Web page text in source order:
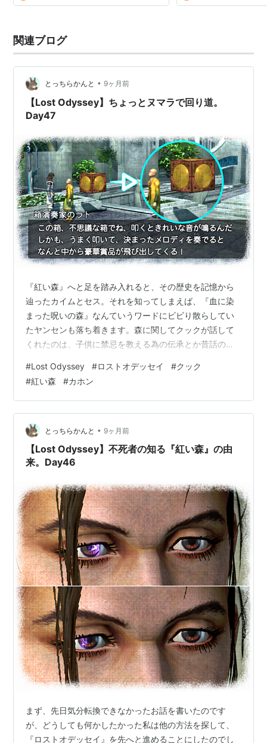
関連ブログ
とっちらかんと • 9ヶ月前
【Lost Odyssey】ちょっとヌマラで回り道。
Day47
『紅い森』へと足を踏み入れると、その歴史を記憶から
辿ったカイムとセス。それを知ってしまえば、『血に染
まった呪いの森』なんていうワードにビビり散らしてい
たヤンセンも落ち着きます。森に関してクックが話して
くれたのは、子供に禁忌を教える為の伝承とか昔話のよ
までの子供たちが信じているお話なのかな～とか感じな
いでもない内容でしたが、セス達が思い出した500年前
の悲劇がありましたから、女王が立ち入り禁止にすると
いうのもわかる気がします。 森を進んでいくとマックの
靴を発見。立ち入り禁止区域に捜索対象者の靴が片方落
ちているなんて・・・空元気を発揮しながらも俯く…
#Lost Odyssey #ロストオデッセイ #クック
#紅い森 #カホン
とっちらかんと • 9ヶ月前
【Lost Odyssey】不死者の知る『紅い森』の由
来。Day46
まず、先日気分転換できなかったお話を書いたのです
が、どうしても何かしたかった私は他の方法を探して、
『ロストオデッセイ』を先へと進めることにしたのでし